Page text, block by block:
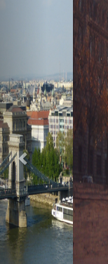
Previous